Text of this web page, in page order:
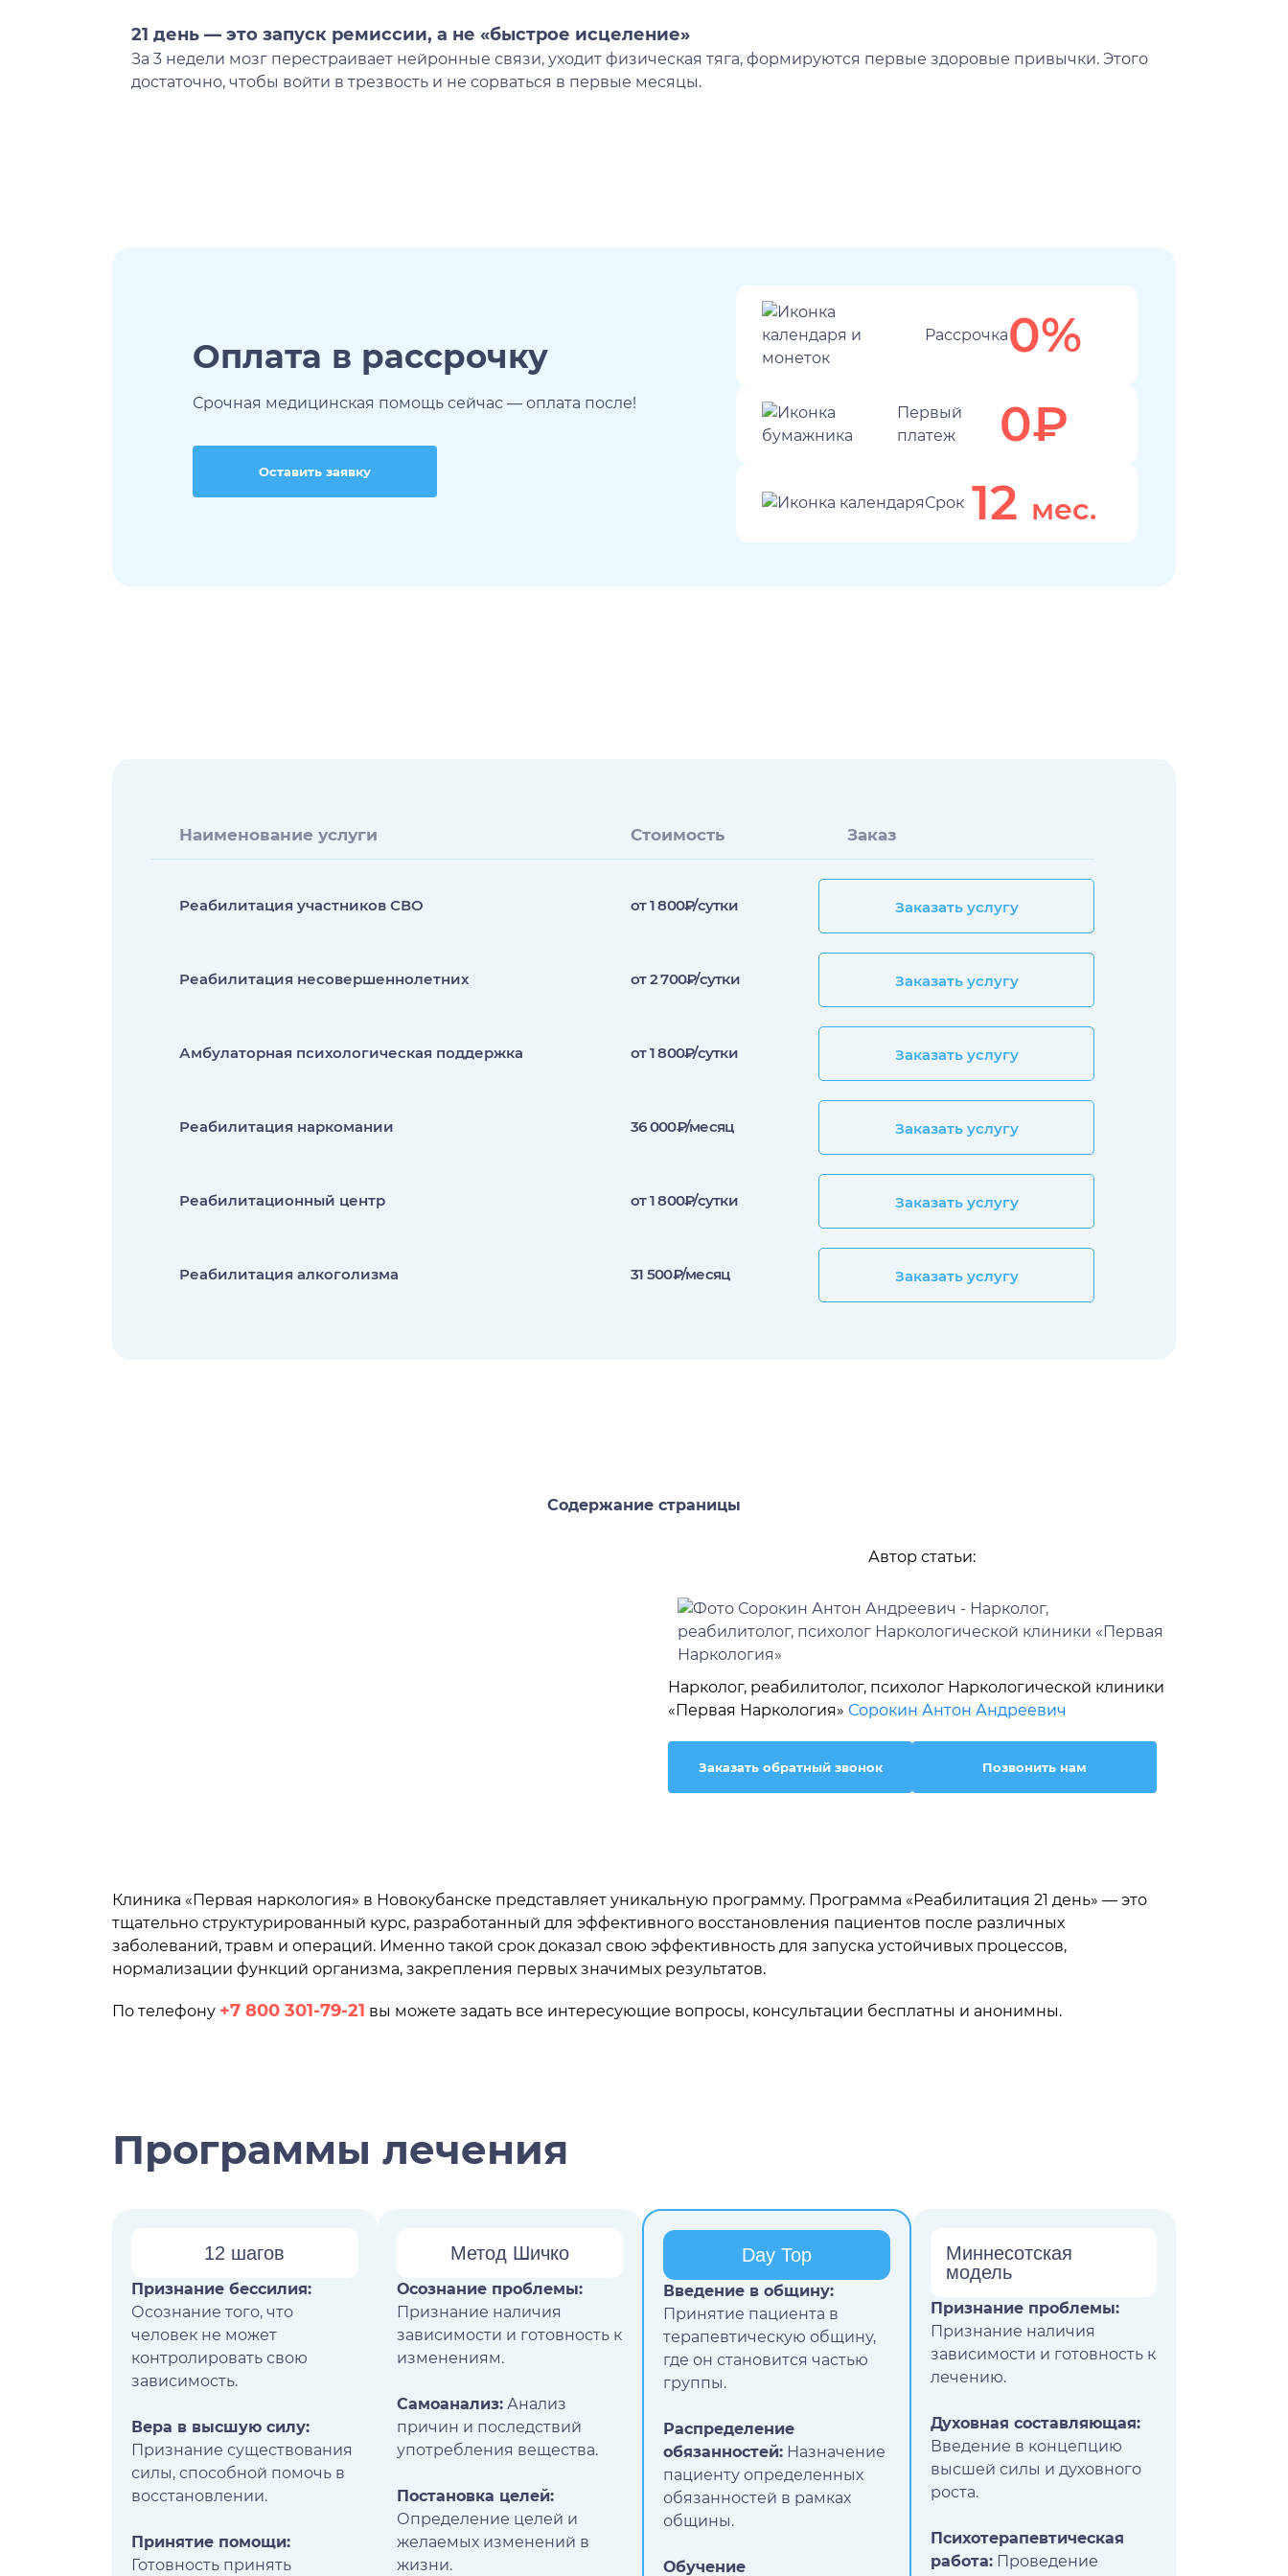
21 день — это запуск ремиссии, а не «быстрое исцеление»
За 3 недели мозг перестраивает нейронные связи, уходит физическая тяга, формируются первые здоровые привычки. Этого
достаточно, чтобы войти в трезвость и не сорваться в первые месяцы.
Оплата в рассрочку
Срочная медицинская помощь сейчас — оплата после!
Рассрочка0%
Первый
платеж
0₽
Срок 12 мес.
Оставить заявку
Наименование услуги Стоимость Заказ
Реабилитация участников СВО от 1 800₽/сутки Заказать услугу
Заказать услугу
Реабилитация несовершеннолетних от 2 700₽/сутки Заказать услугу
Заказать услугу
Амбулаторная психологическая поддержка от 1 800₽/сутки Заказать услугу
Заказать услугу
Реабилитация наркомании 36 000₽/месяц Заказать услугу
Заказать услугу
Реабилитационный центр от 1 800₽/сутки Заказать услугу
Заказать услугу
Реабилитация алкоголизма 31 500₽/месяц Заказать услугу
Заказать услугу
Содержание страницы
Автор статьи:
Нарколог, реабилитолог, психолог Наркологической клиники
«Первая Наркология» Сорокин Антон Андреевич
Заказать обратный звонок Позвонить нам
Клиника «Первая наркология» в Новокубанске представляет уникальную программу. Программа «Реабилитация 21 день» — это
тщательно структурированный курс, разработанный для эффективного восстановления пациентов после различных
заболеваний, травм и операций. Именно такой срок доказал свою эффективность для запуска устойчивых процессов,
нормализации функций организма, закрепления первых значимых результатов.
По телефону +7 800 301-79-21 вы можете задать все интересующие вопросы, консультации бесплатны и анонимны.
Программы лечения
12 шагов
Признание бессилия:
Осознание того, что
человек не может
контролировать свою
зависимость.
Вера в высшую силу:
Признание существования
силы, способной помочь в
восстановлении.
Принятие помощи:
Готовность принять
Метод Шичко
Осознание проблемы:
Признание наличия
зависимости и готовность к
изменениям.
Самоанализ:Анализ
причин и последствий
употребления вещества.
Постановка целей:
Определение целей и
желаемых изменений в
жизни.
Day Top
Введение в общину:
Принятие пациента в
терапевтическую общину,
где он становится частью
группы.
Распределение
обязанностей: Назначение
пациенту определенных
обязанностей в рамках
общины.
Обучение
Миннесотская
модель
Признание проблемы:
Признание наличия
зависимости и готовность к
лечению.
Духовная составляющая:
Введение в концепцию
высшей силы и духовного
роста.
Психотерапевтическая
работа:Проведение